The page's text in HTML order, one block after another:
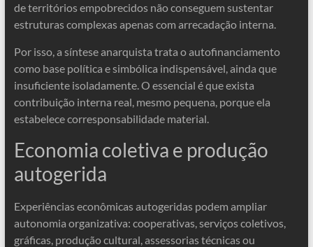
de territórios empobrecidos não conseguem sustentar
estruturas complexas apenas com arrecadação interna.
Por isso, a síntese anarquista trata o autofinanciamento
como base política e simbólica indispensável, ainda que
insuficiente isoladamente. O essencial é que exista
contribuição interna real, mesmo pequena, porque ela
estabelece corresponsabilidade material.
Economia coletiva e produção
autogerida
Experiências econômicas autogeridas podem ampliar
autonomia organizativa: cooperativas, serviços coletivos,
gráficas, produção cultural, assessorias técnicas ou